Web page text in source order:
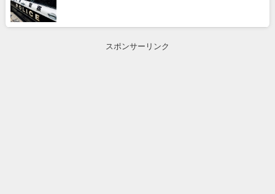
スポンサーリンク